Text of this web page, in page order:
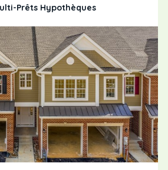
Prêts Hypothèques